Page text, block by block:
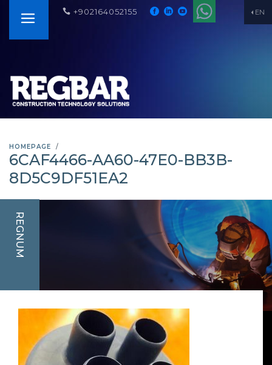
EN
+902164052155
HOMEPAGE
6CAF4466-AA60-47E0-BB3B-
8D5C9DF51EA2
REGNUM